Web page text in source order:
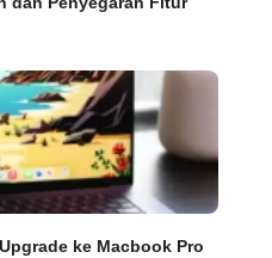
ke Macbook Pro